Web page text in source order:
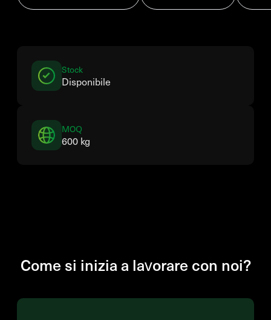
Stock
Disponibile
MOQ
600 kg
Come si inizia a lavorare con noi?